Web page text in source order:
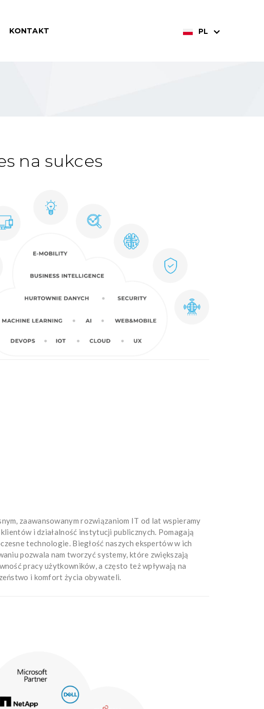
KONTAKT PL
na sukces
zaawansowanym rozwiązaniom IT od lat wspieramy
i działalność instytucji publicznych. Pomagają
technologie. Biegłość naszych ekspertów w ich
pozwala nam tworzyć systemy, które zwiększają
pracy użytkowników, a często też wpływają na
i komfort życia obywateli.